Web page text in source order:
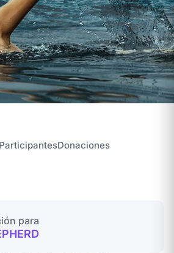
ParticipantesDonaciones
para